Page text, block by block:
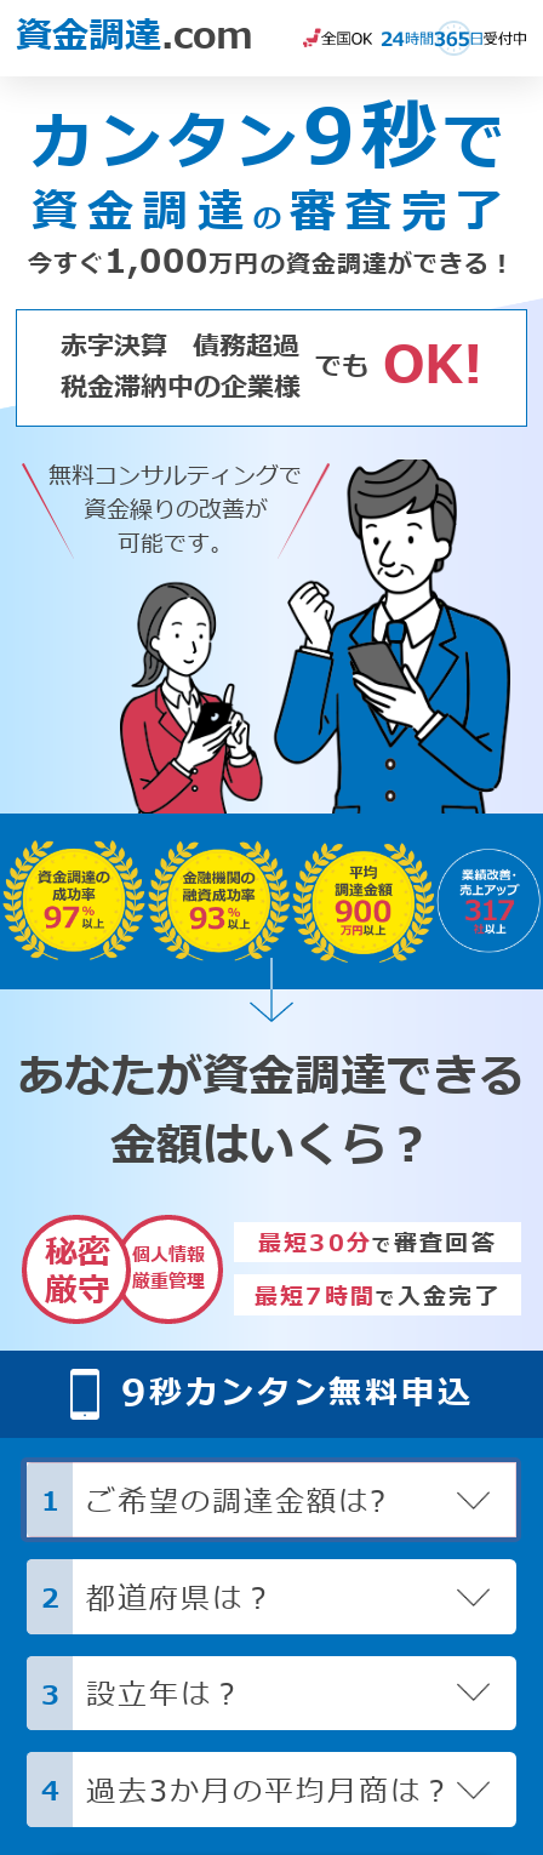
資金調達.com
カンタン9秒で
資金調達 の審査完了
今すぐ1,000万円の資金調達ができる！
赤字決算
債務超過
税金滞納中の企業様 でも OK!
無料コンサルティングで
資金繰りの改善が
可能です。
あなたが資金調達できる
金額はいくら？
秘密
厳守
個人情報
厳重管理
最短30分で審査回答
最短7時間で入金完了
9秒カンタン無料申込
1 ご希望の調達金額は?
2 都道府県は？
3 設立年は？
4 過去3か月の平均月商は？